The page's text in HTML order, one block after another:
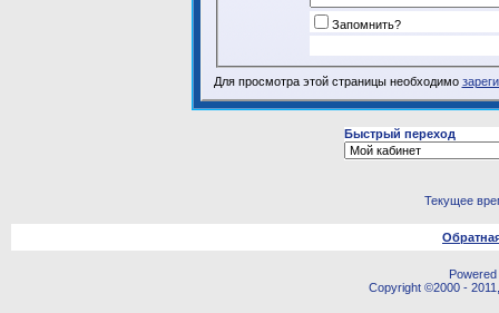
Запомнить?
Для просмотра этой страницы необходимо
Быстрый переход
Текущее
Copyright ©2000 -